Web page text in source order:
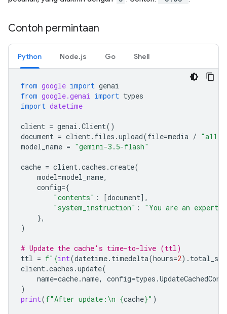
Contoh permintaan
Python Node.js Go Shell
from google import genai
from google.genai import types
import datetime
client = genai .Client()
document = client. files .upload(file=media /
model_name = "gemini-3.5-flash"
cache = client.caches .create(
model=model_name,
config={
"contents" : [document],
"system_instruction" :
"You are an expert
},
)
# Update the cache's time-to-live (ttl)
ttl = f" {int(datetime. timedelta(hours=2) .
client.caches .update(
name=cache.name, config=types .
)
print(f"After update: \n {cache}" )